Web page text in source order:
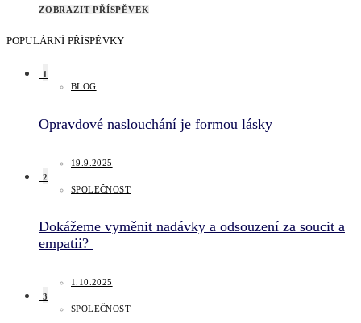
ZOBRAZIT PŘÍSPĚVEK
POPULÁRNÍ PŘÍSPĚVKY
1
BLOG
Opravdové naslouchání je formou lásky
19.9.2025
2
SPOLEČNOST
Dokážeme vyměnit nadávky a odsouzení za soucit a
empatii?
1.10.2025
3
SPOLEČNOST